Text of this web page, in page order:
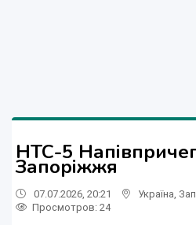
НТС-5
Запоріжжя
07.07.2026, 20:21 Україна
Просмотров: 24